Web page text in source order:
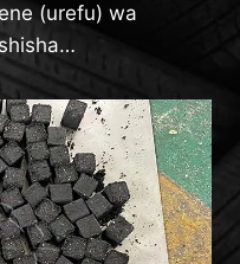
(urefu) wa